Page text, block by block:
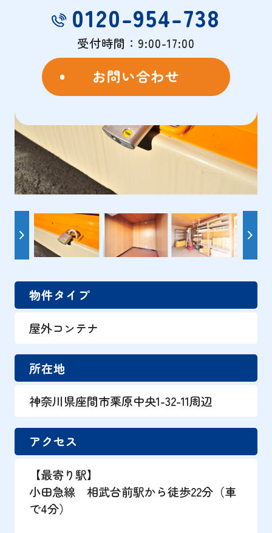
0120-954-738
受付時間：9:00-17:00
お問い合わせ
物件タイプ
屋外コンテナ
所在地
神奈川県座間市栗原中央1-32-11周辺
アクセス
【最寄り駅】
小田急線 相武台前駅から徒歩22分（車
で4分）